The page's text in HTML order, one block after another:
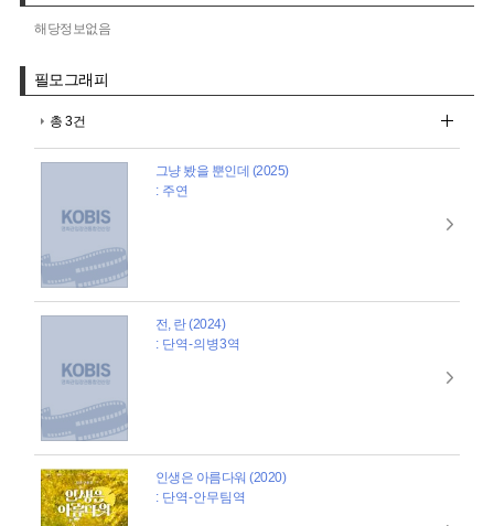
해당정보없음
필모그래피
총 3건
그냥 봤을 뿐인데 (2025)
: 주연
전, 란 (2024)
: 단역-의병3역
인생은 아름다워 (2020)
: 단역-안무팀역